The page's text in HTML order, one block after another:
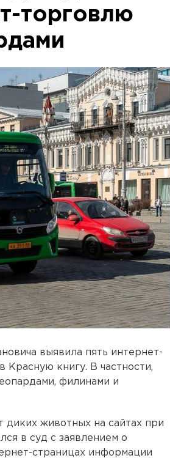
торговлю
выявила пять интернет-
Красную книгу. В частности,
филинами и
диких животных на сайтах при
в суд с заявлением о
страницах информации